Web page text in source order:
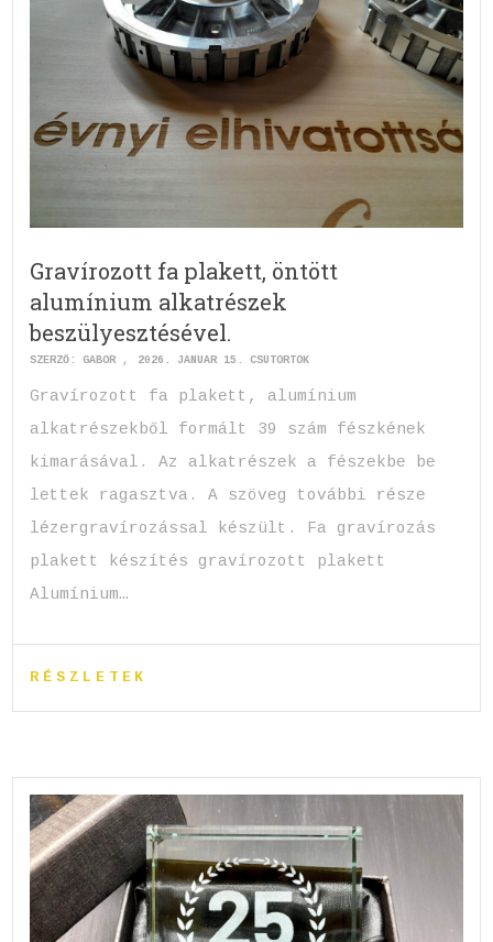
Gravírozott fa plakett, öntött
alumínium alkatrészek
beszülyesztésével.
SZERZŐ:GABOR 2026. JANUÁR 15. CSÜTÖRTÖK
Gravírozott fa plakett, alumínium
alkatrészekből formált 39 szám fészkének
kimarásával. Az alkatrészek a fészekbe be
lettek ragasztva. A szöveg további része
lézergravírozással készült. Fa gravírozás
plakett készítés gravírozott plakett
Alumínium…
RÉSZLETEK